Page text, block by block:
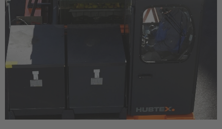
Italia
Italiano
Luxembourg
Français